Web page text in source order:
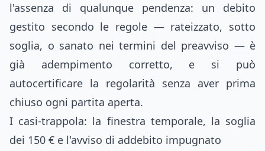
l'assenza di qualunque pendenza: un debito
gestito secondo le regole — rateizzato, sotto
soglia, o sanato nei termini del preavviso — è
già adempimento corretto, e si può
autocertificare la regolarità senza aver prima
chiuso ogni partita aperta.
I casi-trappola: la finestra temporale, la soglia
dei 150 € e l'avviso di addebito impugnato